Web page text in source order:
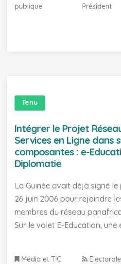
publique
Président
Tenu
Intégrer le Projet
Services en Ligne dans
composantes : e-
Diplomatie
La Guinée avait déjà signé
26 juin 2006 pour rejoindre
membres du réseau
Sur le volet E-Education, une
Média et TIC
Electorale |